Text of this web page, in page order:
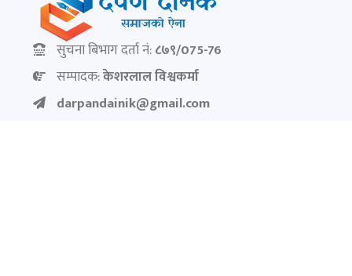
सुचना बिभाग दर्ता नं:८७९/075-76
सम्पादक:केशरलाल विश्वकर्मा
darpandainik@gmail.com